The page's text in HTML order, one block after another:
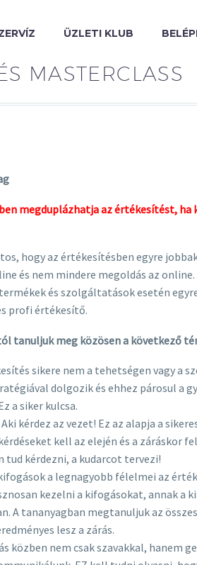
ÜZLETI KLUB
MASTERCLASS
megduplázhatja az értékesítést, ha
hogy az értékesítésben egyre
és nem mindere megoldás az
és szolgáltatások esetén
profi értékesítő.
tanuljuk meg közösen a következő
sikere nem a tehetségen vagy a
dolgozik és ehhez párosul a
a siker kulcsa.
Aki kérdez az vezet! Ez az alapja a
kell az elején és a záráskor
tud kérdezni, a kudarcot tervezi!
a legnagyobb félelmei az
kezelni a kifogásokat, annak a
A tananyagban megtanuljuk az
lesz a zárás.
közben nem csak szavakkal, hanem